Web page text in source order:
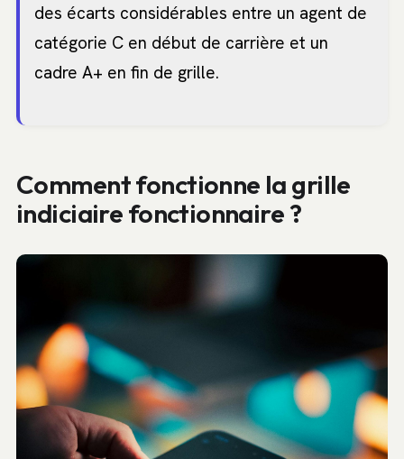
des écarts considérables entre un agent de
catégorie C en début de carrière et un
cadre A+ en fin de grille.
Comment fonctionne la grille
indiciaire fonctionnaire ?